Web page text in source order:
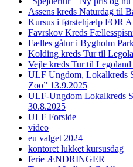
Assens kreds Naturdag til
Kursus i førstehjælp FOR
Favrskov Kreds
Fælles gåtur i Bygholm
Kolding kreds Tur til
Vejle kreds Tur til Legoland
ULF Ungdom, Lokalkreds
Zoo” 13.9.2025
ULF-Ungdom Lokalkreds
30.8.2025
ULF Forside
video
eu valget 2024
kontoret lukket kursusdag
ferie ÆNDRINGER